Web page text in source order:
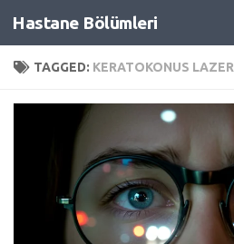
Skip to content
Hastane Bölümleri
TAGGED: KERATOKONUS LAZER